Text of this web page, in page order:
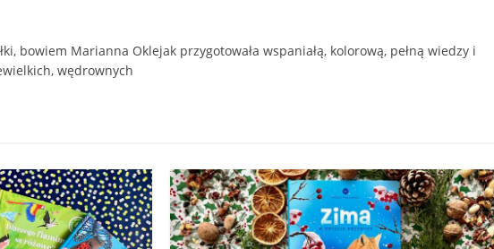
bowiem Marianna Oklejak przygotowała wspaniałą, kolorową, pełną wiedzy i
wędrownych